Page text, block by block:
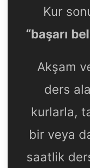
Kur
“başarı
Akşam
ders
kurlarla,
bir veya
saatlik